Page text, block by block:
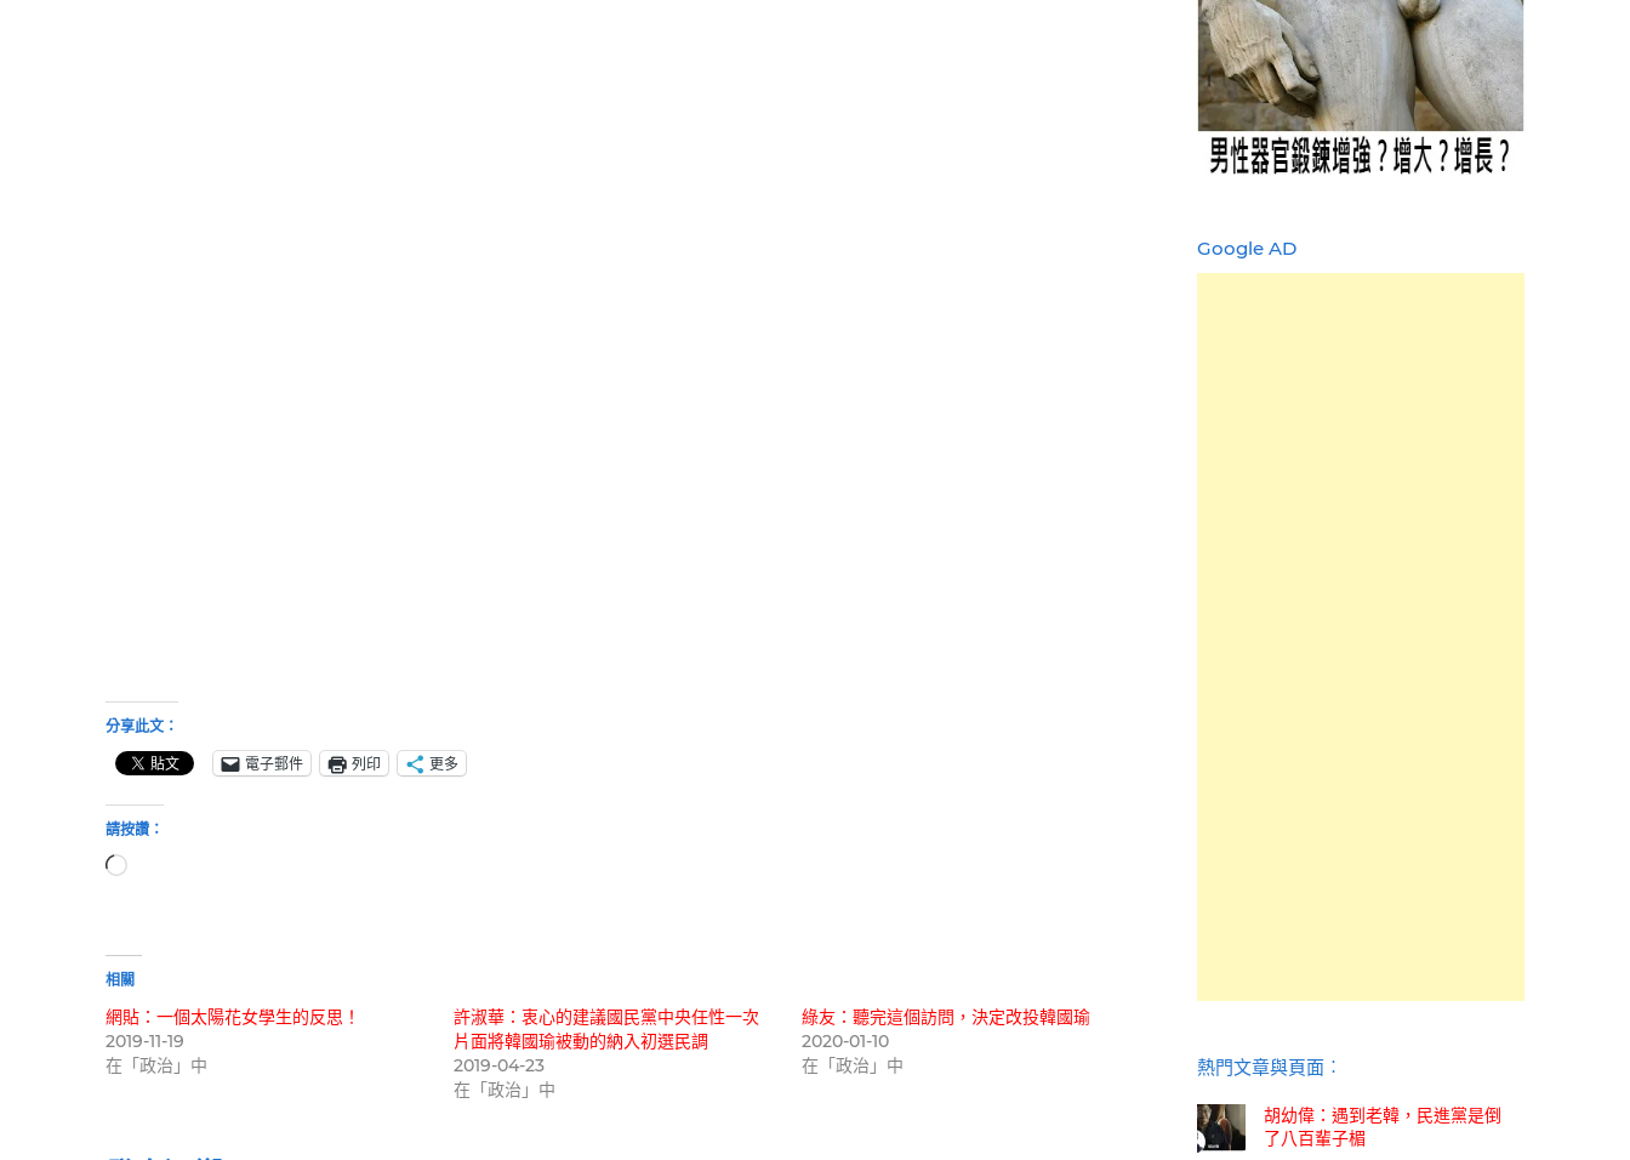
分享此文：
電子郵件
列印 更多
請按讚：
正
相關
網貼：一個太陽花女學生的反思！
2019-11-19
在「政治」中
許淑華：衷心的建議國民黨中央任性一次
片面將韓國瑜被動的納入初選民調
2019-04-23
在「政治」中
綠友：聽完這個訪問，決定改投韓國瑜
2020-01-10
在「政治」中
Google AD
熱門文章與頁面︰
胡幼偉：遇到老韓，民進黨是倒
了八百輩子楣